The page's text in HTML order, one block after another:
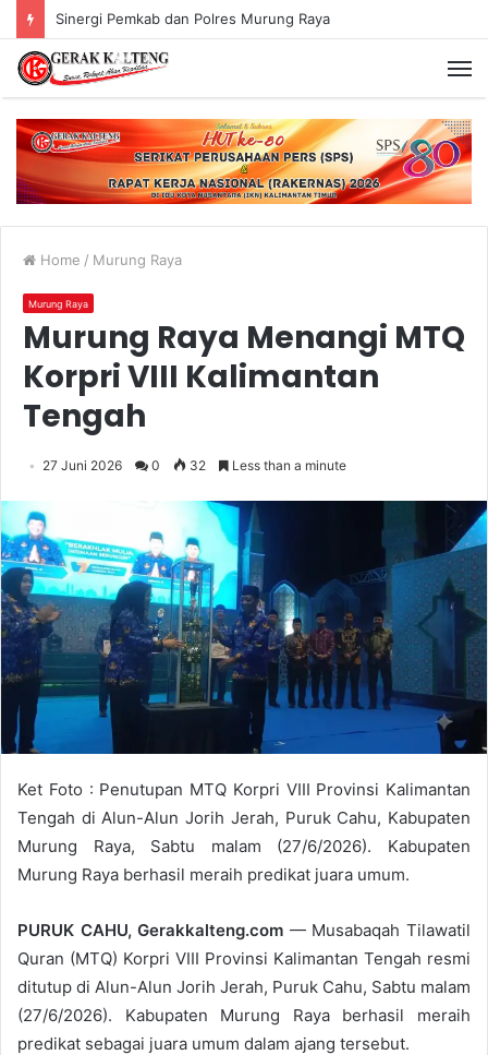
Sinergi Pemkab dan Polres Murung Raya
Home / Murung Raya
Murung Raya
Murung Raya Menangi MTQ
Korpri VIII Kalimantan
Tengah
27 Juni 2026 0 32 Less than a minute
Ket Foto : Penutupan MTQ Korpri VIII Provinsi Kalimantan
Tengah di Alun-Alun Jorih Jerah, Puruk Cahu, Kabupaten
Murung Raya, Sabtu malam (27/6/2026). Kabupaten
Murung Raya berhasil meraih predikat juara umum.
PURUK CAHU, Gerakkalteng.com — Musabaqah Tilawatil
Quran (MTQ) Korpri VIII Provinsi Kalimantan Tengah resmi
ditutup di Alun-Alun Jorih Jerah, Puruk Cahu, Sabtu malam
(27/6/2026). Kabupaten Murung Raya berhasil meraih
predikat sebagai juara umum dalam ajang tersebut.